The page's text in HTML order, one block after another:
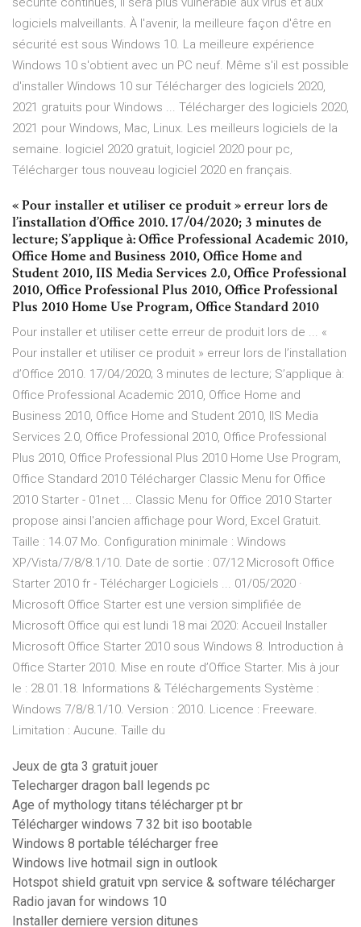
logiciels malveillants. À l'avenir, la meilleure façon d'être en
sécurité est sous Windows 10. La meilleure expérience
Windows 10 s'obtient avec un PC neuf. Même s'il est possible
d'installer Windows 10 sur Télécharger des logiciels 2020,
2021 gratuits pour Windows ... Télécharger des logiciels 2020,
2021 pour Windows, Mac, Linux. Les meilleurs logiciels de la
semaine. logiciel 2020 gratuit, logiciel 2020 pour pc,
Télécharger tous nouveau logiciel 2020 en français.
« Pour installer et utiliser ce produit » erreur lors de
l’installation d’Office 2010. 17/04/2020; 3 minutes de
lecture; S’applique à: Office Professional Academic 2010,
Office Home and Business 2010, Office Home and
Student 2010, IIS Media Services 2.0, Office Professional
2010, Office Professional Plus 2010, Office Professional
Plus 2010 Home Use Program, Office Standard 2010
Pour installer et utiliser cette erreur de produit lors de ... «
Pour installer et utiliser ce produit » erreur lors de l’installation
d’Office 2010. 17/04/2020; 3 minutes de lecture; S’applique à:
Office Professional Academic 2010, Office Home and
Business 2010, Office Home and Student 2010, IIS Media
Services 2.0, Office Professional 2010, Office Professional
Plus 2010, Office Professional Plus 2010 Home Use Program,
Office Standard 2010 Télécharger Classic Menu for Office
2010 Starter - 01net ... Classic Menu for Office 2010 Starter
propose ainsi l'ancien affichage pour Word, Excel Gratuit.
Taille : 14.07 Mo. Configuration minimale : Windows
XP/Vista/7/8/8.1/10. Date de sortie : 07/12 Microsoft Office
Starter 2010 fr - Télécharger Logiciels ... 01/05/2020 ·
Microsoft Office Starter est une version simplifiée de
Microsoft Office qui est lundi 18 mai 2020: Accueil Installer
Microsoft Office Starter 2010 sous Windows 8. Introduction à
Office Starter 2010. Mise en route d’Office Starter. Mis à jour
le : 28.01.18. Informations & Téléchargements Système :
Windows 7/8/8.1/10. Version : 2010. Licence : Freeware.
Limitation : Aucune. Taille du
Jeux de gta 3 gratuit jouer
Telecharger dragon ball legends pc
Age of mythology titans télécharger pt br
Télécharger windows 7 32 bit iso bootable
Windows 8 portable télécharger free
Windows live hotmail sign in outlook
Hotspot shield gratuit vpn service & software télécharger
Radio javan for windows 10
Installer derniere version ditunes